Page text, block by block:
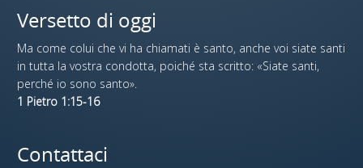
Versetto di oggi
Ma come colui che vi ha chiamati è santo, anche voi siate santi
in tutta la vostra condotta, poiché sta scritto: «Siate santi,
perché io sono santo».
1 Pietro 1:15-16
Contattaci